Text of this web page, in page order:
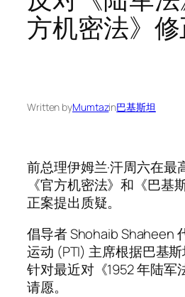
方机密法》
Written byMumtazin巴基斯坦
前总理伊姆兰·汗周六在最
《官方机密法》和《巴基
正案提出质疑。
倡导者 Shohaib Shaheen
运动 (PTI) 主席根据巴基斯
针对最近对《1952 年陆军
请愿。